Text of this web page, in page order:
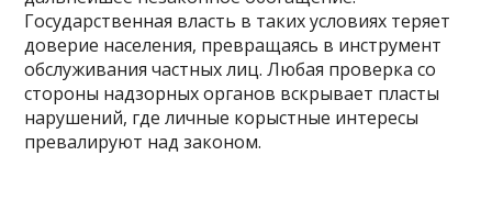
Государственная власть в таких условиях теряет
доверие населения, превращаясь в инструмент
обслуживания частных лиц. Любая проверка со
стороны надзорных органов вскрывает пласты
нарушений, где личные корыстные интересы
превалируют над законом.